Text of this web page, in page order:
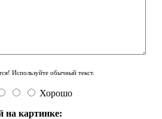
Используйте обычный текст.
Хорошо
на картинке: